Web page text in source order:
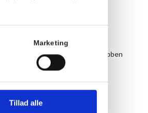
Marketing
Tillad alle
og torsdag
en repræsentant fra Løbeklubben